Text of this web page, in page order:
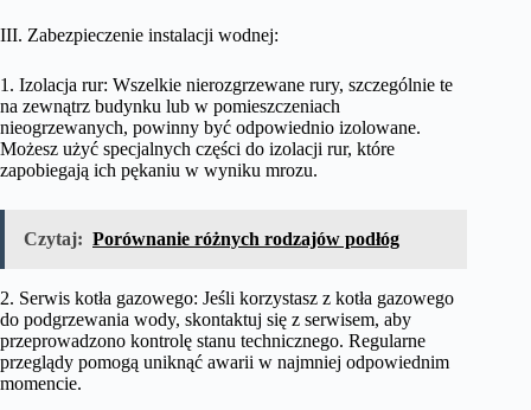
III. Zabezpieczenie instalacji wodnej:
1. Izolacja rur: Wszelkie nierozgrzewane rury, szczególnie te
na zewnątrz budynku lub w pomieszczeniach
nieogrzewanych, powinny być odpowiednio izolowane.
Możesz użyć specjalnych części do izolacji rur, które
zapobiegają ich pękaniu w wyniku mrozu.
Czytaj: Porównanie różnych rodzajów podłóg
2. Serwis kotła gazowego: Jeśli korzystasz z kotła gazowego
do podgrzewania wody, skontaktuj się z serwisem, aby
przeprowadzono kontrolę stanu technicznego. Regularne
przeglądy pomogą uniknąć awarii w najmniej odpowiednim
momencie.